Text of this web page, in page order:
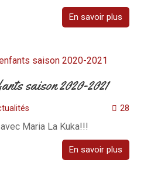
En savoir plus
saison 2020-2021
28
Maria La Kuka!!!
En savoir plus